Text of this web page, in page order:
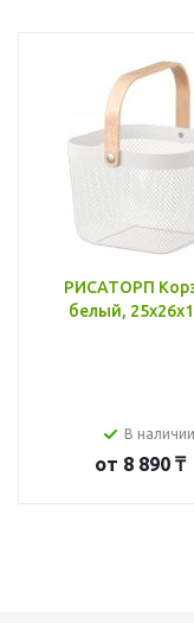
РИСАТОРП
белый,
В наличии
от 8 890 ₸